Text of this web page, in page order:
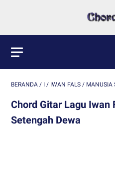
BERANDA / I / IWAN FALS / MANUSIA
Chord Gitar Lagu Iwan
Setengah Dewa